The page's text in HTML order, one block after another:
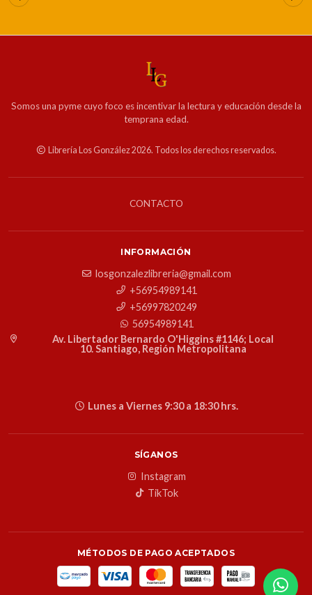
Somos una pyme cuyo foco es incentivar la lectura y educación desde la
temprana edad.
Librería Los González 2026. Todos los derechos reservados.
CONTACTO
INFORMACIÓN
losgonzalezlibreria@gmail.com
+56954989141
+56997820249
56954989141
Av. Libertador Bernardo O'Higgins #1146; Local
10. Santiago, Región Metropolitana
Lunes a Viernes 9:30 a 18:30 hrs.
SÍGANOS
Instagram
TikTok
MÉTODOS DE PAGO ACEPTADOS